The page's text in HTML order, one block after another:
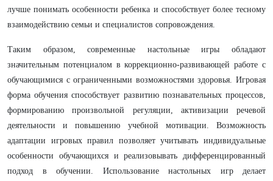
лучше понимать особенности ребенка и способствует более тесному
взаимодействию семьи и специалистов сопровождения.
Таким образом, современные настольные игры обладают
значительным потенциалом в коррекционно-развивающей работе с
обучающимися с ограниченными возможностями здоровья. Игровая
форма обучения способствует развитию познавательных процессов,
формированию произвольной регуляции, активизации речевой
деятельности и повышению учебной мотивации. Возможность
адаптации игровых правил позволяет учитывать индивидуальные
особенности обучающихся и реализовывать дифференцированный
подход в обучении. Использование настольных игр делает